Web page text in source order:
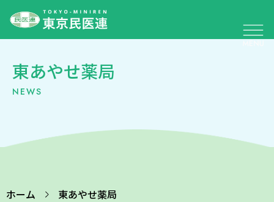
東あやせ薬局
NEWS
ホーム 東あやせ薬局